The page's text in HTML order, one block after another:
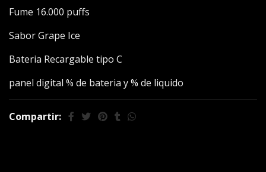
Fume 16.000 puffs
Sabor Grape Ice
Bateria Recargable tipo C
panel digital % de bateria y % de liquido
Compartir: